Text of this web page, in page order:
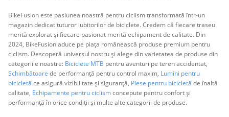
BikeFusion este pasiunea noastră pentru ciclism transformată într-un
magazin dedicat tuturor iubitorilor de biciclete. Credem că fiecare traseu
merită explorat și fiecare pasionat merită echipament de calitate. Din
2024, BikeFusion aduce pe piața românească produse premium pentru
ciclism. Descoperă universul nostru și alege din varietatea de produse din
categoriile noastre: Biciclete MTB pentru aventuri pe teren accidentat,
Schimbătoare de performanță pentru control maxim, Lumini pentru
bicicletă ce asigură vizibilitate și siguranță, Piese pentru bicicletă de înaltă
calitate, Echipamente pentru ciclismconcepute pentru confort și
performanță în orice condiții și multe alte categorii de produse.